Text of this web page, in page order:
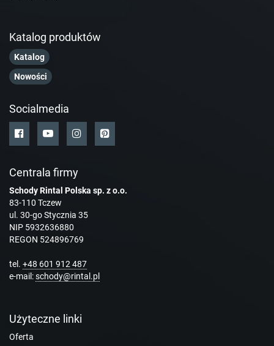
Katalog produktów
Katalog
Nowości
Socialmedia
Centrala firmy
Schody Rintal Polska sp. z o.o.
83-110 Tczew
ul. 30-go Stycznia 35
NIP 5932636880
REGON 524896769
tel. +48 601 912 487
e-mail:schody@rintal.pl
Użyteczne linki
Oferta